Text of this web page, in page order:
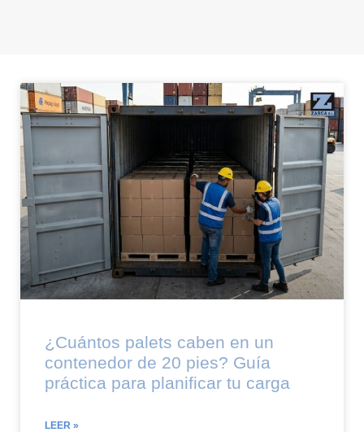
¿Cuántos palets caben en un
contenedor de 20 pies? Guía
práctica para planificar tu carga
LEER »